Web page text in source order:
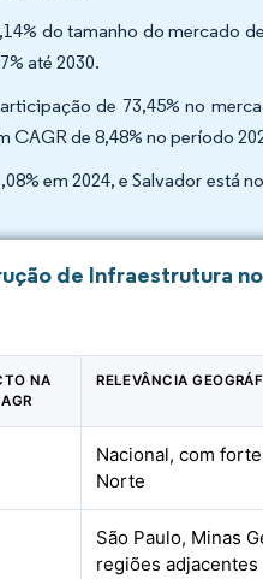
do tamanho do mercado
até 2030.
de 73,45% no
CAGR de 8,48% no período
em 2024, e Salvador está
de Infraestrutura
NA
RELEVÂNCIA
Nacional, com
Norte
São Paulo, Minas
regiões adjacentes